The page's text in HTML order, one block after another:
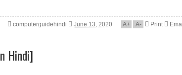
computerguidehindi June 13, 2020 A+ A- Print
Hindi]